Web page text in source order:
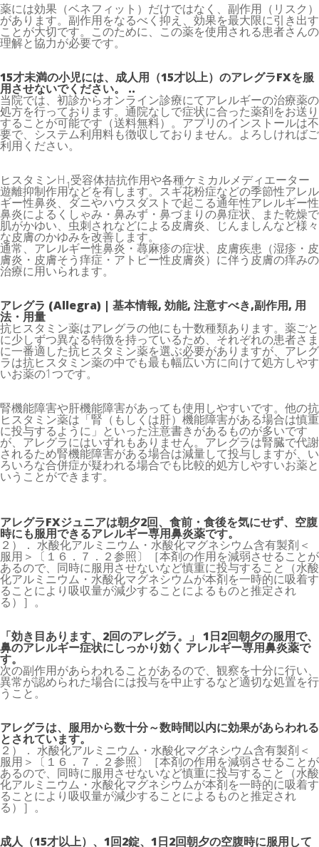
薬には効果（ベネフィット）だけではなく、副作用（リスク）
があります。副作用をなるべく抑え、効果を最大限に引き出す
ことが大切です。このために、この薬を使用される患者さんの
理解と協力が必要です。
15才未満の小児には、成人用（15才以上）のアレグラFXを服
用させないでください。 ..
当院では、初診からオンライン診療にてアレルギーの治療薬の
処方を行っております。通院なしで症状に合った薬剤をお送り
することが可能です（送料無料）。アプリのインストールは不
要で、システム利用料も徴収しておりません。よろしければご
利用ください。
ヒスタミンH1受容体拮抗作用や各種ケミカルメディエーター
遊離抑制作用などを有します。スギ花粉症などの季節性アレル
ギー性鼻炎、ダニやハウスダストで起こる通年性アレルギー性
鼻炎によるくしゃみ・鼻みず・鼻づまりの鼻症状、また乾燥で
肌がかゆい、虫刺されなどによる皮膚炎、じんましんなど様々
な皮膚のかゆみを改善します。
通常、アレルギー性鼻炎・蕁麻疹の症状、皮膚疾患（湿疹・皮
膚炎・皮膚そう痒症・アトピー性皮膚炎）に伴う皮膚の痒みの
治療に用いられます。
アレグラ (Allegra) | 基本情報, 効能, 注意すべき,副作用, 用
法・用量
抗ヒスタミン薬はアレグラの他にも十数種類あります。薬ごと
に少しずつ異なる特徴を持っているため、それぞれの患者さま
に一番適した抗ヒスタミン薬を選ぶ必要がありますが、アレグ
ラは抗ヒスタミン薬の中でも最も幅広い方に向けて処方しやす
いお薬の1つです。
腎機能障害や肝機能障害があっても使用しやすいです。他の抗
ヒスタミン薬は「腎（もしくは肝）機能障害がある場合は慎重
に投与するように」といった注意書きがあるものが多いです
が、アレグラにはいずれもありません。アレグラは腎臓で代謝
されるため腎機能障害がある場合は減量して投与しますが、い
ろいろな合併症が疑われる場合でも比較的処方しやすいお薬と
いうことができます。
アレグラFXジュニアは朝夕2回、食前・食後を気にせず、空腹
時にも服用できるアレルギー専用鼻炎薬です。
２）． 水酸化アルミニウム・水酸化マグネシウム含有製剤＜
服用＞〔１６．７．２参照〕［本剤の作用を減弱させることが
あるので、同時に服用させないなど慎重に投与すること（水酸
化アルミニウム・水酸化マグネシウムが本剤を一時的に吸着す
ることにより吸収量が減少することによるものと推定され
る）］。
「効き目あります、2回のアレグラ。」 1日2回朝夕の服用で、
鼻のアレルギー症状にしっかり効く アレルギー専用鼻炎薬で
す。
次の副作用があらわれることがあるので、観察を十分に行い、
異常が認められた場合には投与を中止するなど適切な処置を行
うこと。
アレグラは、服用から数十分～数時間以内に効果があらわれる
とされています。
２）． 水酸化アルミニウム・水酸化マグネシウム含有製剤＜
服用＞〔１６．７．２参照〕［本剤の作用を減弱させることが
あるので、同時に服用させないなど慎重に投与すること（水酸
化アルミニウム・水酸化マグネシウムが本剤を一時的に吸着す
ることにより吸収量が減少することによるものと推定され
る）］。
成人（15才以上）、1回2錠、1日2回朝夕の空腹時に服用して